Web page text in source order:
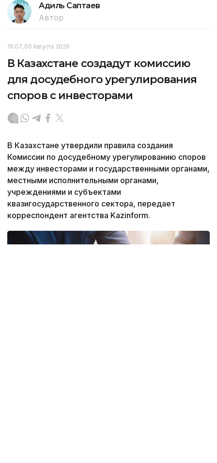
Адиль Саптаев
Автор
16:07, 06 Августа 2026
В Казахстане создадут комиссию
для досудебного урегулирования
споров с инвесторами
В Казахстане утвердили правила создания
Комиссии по досудебному урегулированию споров
между инвесторами и государственными органами,
местными исполнительными органами,
учреждениями и субъектами
квазигосударственного сектора, передает
корреспондент агентства Kazinform.